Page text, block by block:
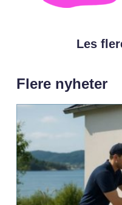
Les
Flere nyheter